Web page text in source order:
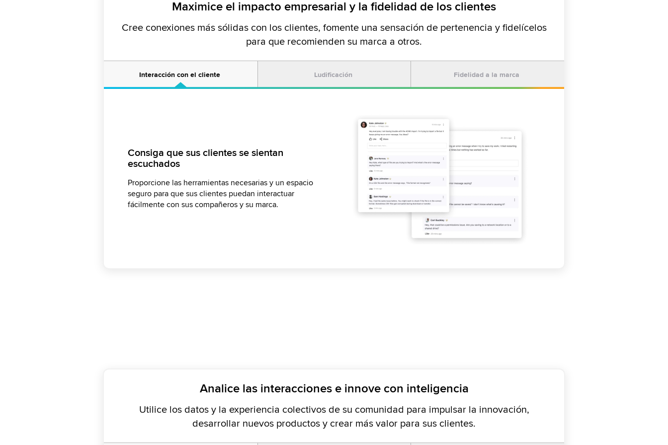
Maximice el impacto empresarial y la fidelidad de los clientes
Cree conexiones más sólidas con los clientes, fomente una sensación de pertenencia y fidelícelos
para que recomienden su marca a otros.
Interacción con el cliente Ludificación Fidelidad a la marca
Consiga que sus clientes se sientan
escuchados
Proporcione las herramientas necesarias y un espacio
seguro para que sus clientes puedan interactuar
fácilmente con sus compañeros y su marca.
Incentive a los defensores de la marca y
recompense a los mejores usuarios
en defensores de la marca reconociendo su trabajo a
través de tablas de clasificación, puntos y las codiciadas
insignias.
Aumente el valor total de por vida de sus
clientes
cruzadas con recompensas por fidelidad y cupones
basados en la actividad y el comportamiento de los
usuarios en la comunidad.
Analice las interacciones e innove con inteligencia
Utilice los datos y la experiencia colectivos de su comunidad para impulsar la innovación,
desarrollar nuevos productos y crear más valor para sus clientes.